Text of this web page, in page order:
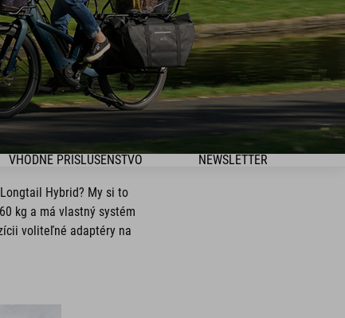
VHODNÉ PRÍSLUŠENSTVO NEWSLETTER
Hybrid? My si to
kg a má vlastný systém
voliteľné adaptéry na